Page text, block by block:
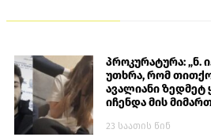
პროკურატურა: „ნ.
უთხრა, რომ
ავალიანი ზედმეტ
იჩენდა მის
თავს დასხმოდა
23 საათის წინ